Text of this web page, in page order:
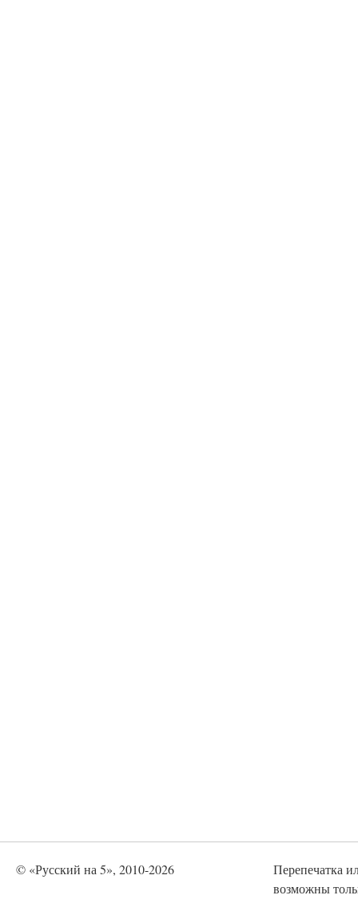
© «Русский на 5», 2010-2026
Перепечатка
возможны